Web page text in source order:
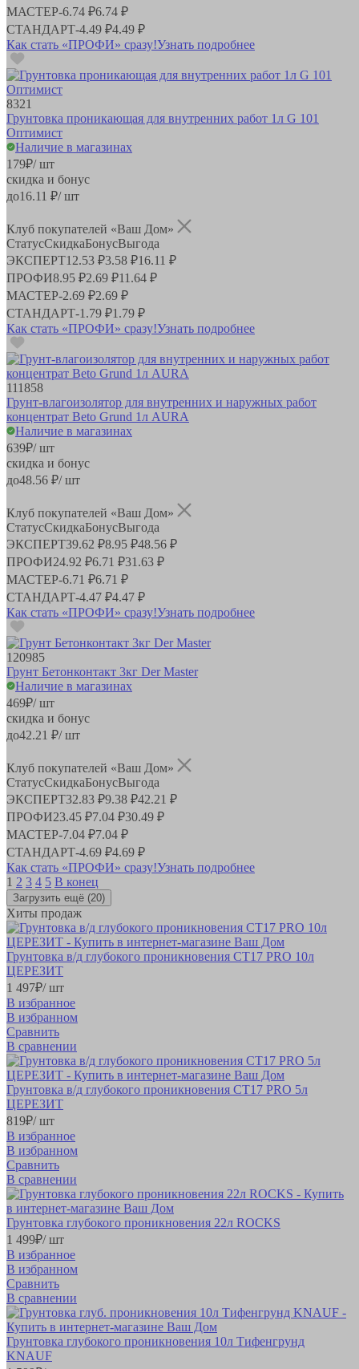
МАСТЕР-6.74 ₽6.74 ₽
СТАНДАРТ-4.49 ₽4.49 ₽
Как стать «ПРОФИ» сразу!Узнать подробнее
8321
Грунтовка проникающая для внутренних работ 1л G 101
Оптимист
Наличие в магазинах
179₽/ шт
скидка и бонус
до16.11 ₽/ шт
Клуб покупателей «Ваш Дом»
СтатусСкидкаБонусВыгода
ЭКСПЕРТ12.53 ₽3.58 ₽16.11 ₽
ПРОФИ8.95 ₽2.69 ₽11.64 ₽
МАСТЕР-2.69 ₽2.69 ₽
СТАНДАРТ-1.79 ₽1.79 ₽
Как стать «ПРОФИ» сразу!Узнать подробнее
111858
Грунт-влагоизолятор для внутренних и наружных работ
концентрат Beto Grund 1л AURA
Наличие в магазинах
639₽/ шт
скидка и бонус
до48.56 ₽/ шт
Клуб покупателей «Ваш Дом»
СтатусСкидкаБонусВыгода
ЭКСПЕРТ39.62 ₽8.95 ₽48.56 ₽
ПРОФИ24.92 ₽6.71 ₽31.63 ₽
МАСТЕР-6.71 ₽6.71 ₽
СТАНДАРТ-4.47 ₽4.47 ₽
Как стать «ПРОФИ» сразу!Узнать подробнее
120985
Грунт Бетонконтакт 3кг Der Master
Наличие в магазинах
469₽/ шт
скидка и бонус
до42.21 ₽/ шт
Клуб покупателей «Ваш Дом»
СтатусСкидкаБонусВыгода
ЭКСПЕРТ32.83 ₽9.38 ₽42.21 ₽
ПРОФИ23.45 ₽7.04 ₽30.49 ₽
МАСТЕР-7.04 ₽7.04 ₽
СТАНДАРТ-4.69 ₽4.69 ₽
Как стать «ПРОФИ» сразу!Узнать подробнее
1 2 3 4 5 В конец
Загрузить ещё (20)
Хиты продаж
Грунтовка в/д глубокого проникновения СТ17 PRO 10л
ЦЕРЕЗИТ
1 497₽/ шт
В избранное
В избранном
Сравнить
В сравнении
Грунтовка в/д глубокого проникновения СТ17 PRO 5л
ЦЕРЕЗИТ
819₽/ шт
В избранное
В избранном
Сравнить
В сравнении
Грунтовка глубокого проникновения 22л ROCKS
1 499₽/ шт
В избранное
В избранном
Сравнить
В сравнении
Грунтовка глубокого проникновения 10л Тифенгрунд
KNAUF